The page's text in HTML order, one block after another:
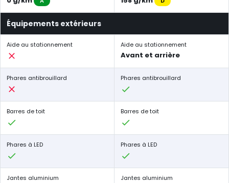
Équipements extérieurs
Aide au stationnement Aide au stationnement
Avant et arrière
Phares antibrouillard Phares antibrouillard
Barres de toit Barres de toit
Phares à LED Phares à LED
Jantes aluminium Jantes aluminium